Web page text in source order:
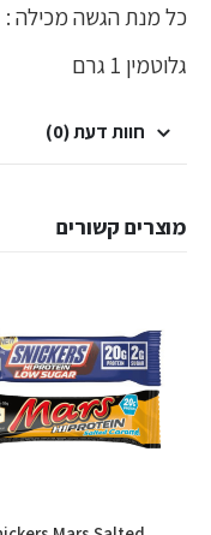
כל מנת הגשה מכילה :
גלוטמין 1 גרם
חוות דעת (0)
מוצרים קשורים